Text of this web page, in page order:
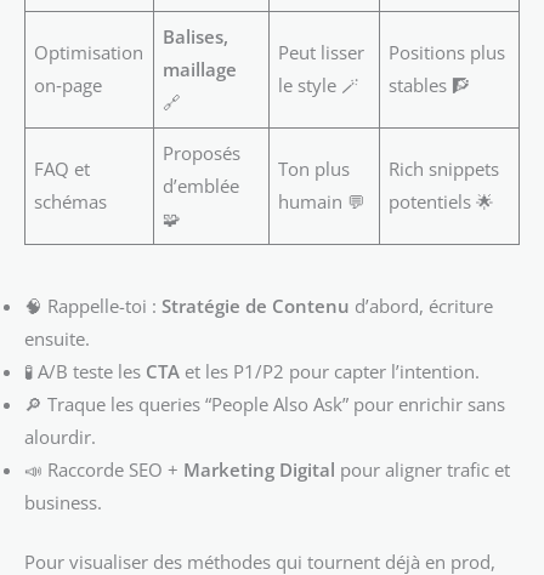
Optimisation
on‑page
Balises,
maillage
🔗
Peut lisser
le style 🪄
Positions plus
stables 🧗
FAQ et
schémas
Proposés
d’emblée
🧩
Ton plus
humain 💬
Rich snippets
potentiels 🌟
🧠 Rappelle-toi : Stratégie de Contenu d’abord, écriture
ensuite.
🧪 A/B teste les CTA et les P1/P2 pour capter l’intention.
🔎 Traque les queries “People Also Ask” pour enrichir sans
alourdir.
📣 Raccorde SEO + Marketing Digital pour aligner trafic et
business.
Pour visualiser des méthodes qui tournent déjà en prod,